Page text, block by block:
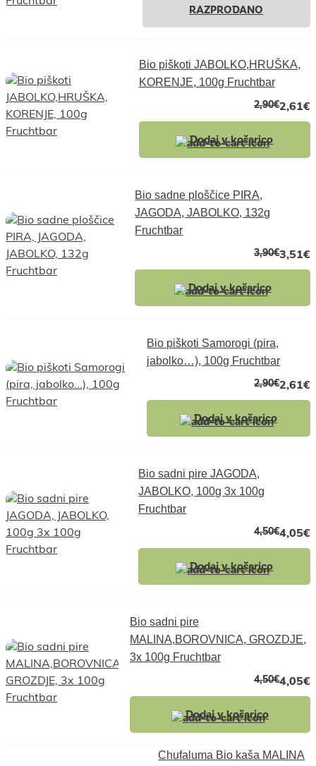
RAZPRODANO
Bio piškoti JABOLKO,HRUŠKA,
KORENJE, 100g Fruchtbar
2,61€
2,90€
Dodaj v košarico
Bio sadne ploščice PIRA,
JAGODA, JABOLKO, 132g
Fruchtbar
3,51€
3,90€
Dodaj v košarico
Bio piškoti Samorogi (pira,
jabolko…), 100g Fruchtbar
2,61€
2,90€
Dodaj v košarico
Bio sadni pire JAGODA,
JABOLKO, 100g 3x 100g
Fruchtbar
4,05€
4,50€
Dodaj v košarico
Bio sadni pire
MALINA,BOROVNICA, GROZDJE,
3x 100g Fruchtbar
4,05€
4,50€
Dodaj v košarico
Chufaluma Bio kaša MALINA